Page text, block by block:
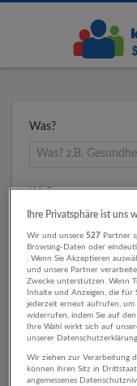
Was?
Wo?
Umkreis
Ihre Privatsphäre ist uns
Wir und unsere527 Partner
Browsing-Daten oder
. Wenn Sie Akzeptieren
und unsere Partner
Zwecke unterstützen. Wenn
Inhalte und Anzeigen, die für
jederzeit erneut aufrufen, um
widerrufen, indem Sie auf
Ihre Wahl wirkt sich auf
unserer
Wir ziehen zur Verarbeitung
können ihren Sitz in
angemessenes